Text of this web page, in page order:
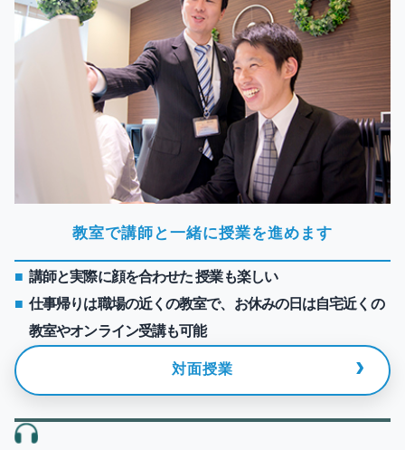
教室で講師と一緒に授業を進めます
講師と実際に顔を合わせた 授業も楽しい
仕事帰りは職場の近くの教室で、お休みの日は自宅近くの
教室やオンライン受講も可能
対面授業 ›